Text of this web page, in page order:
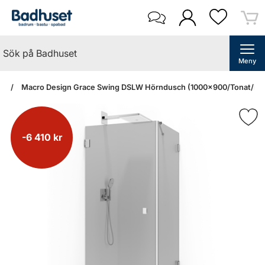
Meny
Macro Design Grace Swing DSLW Hörndusch (1000x900/Tonat/
-6 410 kr